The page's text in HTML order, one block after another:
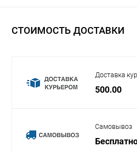
СТОИМОСТЬ ДОСТАВКИ
Доставка
500.00
Самовывоз